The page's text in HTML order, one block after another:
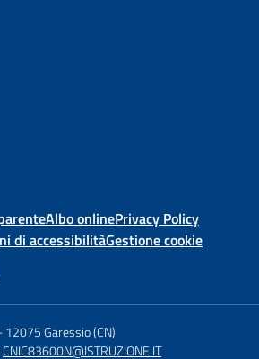
Albo onlinePrivacy Policy
di accessibilitàGestione cookie
12075 Garessio (CN)
CNIC83600N@ISTRUZIONE.IT